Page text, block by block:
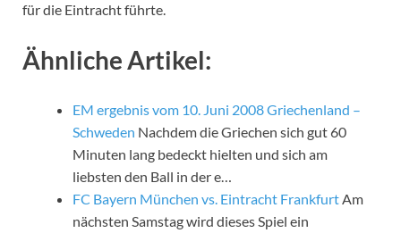
für die Eintracht führte.
Ähnliche Artikel:
EM ergebnis vom 10. Juni 2008 Griechenland –
Schweden Nachdem die Griechen sich gut 60
Minuten lang bedeckt hielten und sich am
liebsten den Ball in der e…
FC Bayern München vs. Eintracht Frankfurt Am
nächsten Samstag wird dieses Spiel ein